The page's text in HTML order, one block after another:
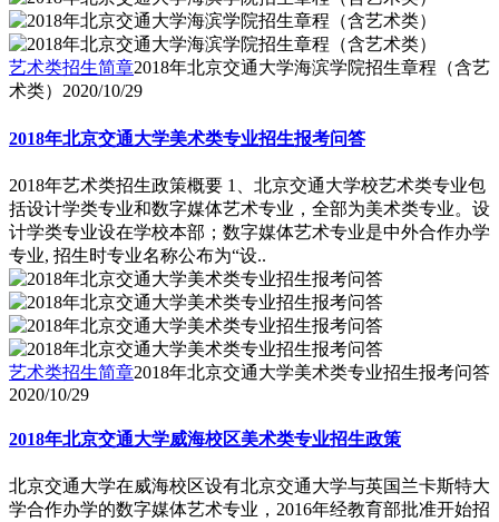
艺术类招生简章2018年北京交通大学海滨学院招生章程（含艺
术类） 2020/10/29
2018年北京交通大学美术类专业招生报考问答
2018年艺术类招生政策概要 1、北京交通大学校艺术类专业包
括设计学类专业和数字媒体艺术专业，全部为美术类专业。设
计学类专业设在学校本部；数字媒体艺术专业是中外合作办学
专业, 招生时专业名称公布为“设..
艺术类招生简章2018年北京交通大学美术类专业招生报考问答
2020/10/29
2018年北京交通大学威海校区美术类专业招生政策
北京交通大学在威海校区设有北京交通大学与英国兰卡斯特大
学合作办学的数字媒体艺术专业，2016年经教育部批准开始招